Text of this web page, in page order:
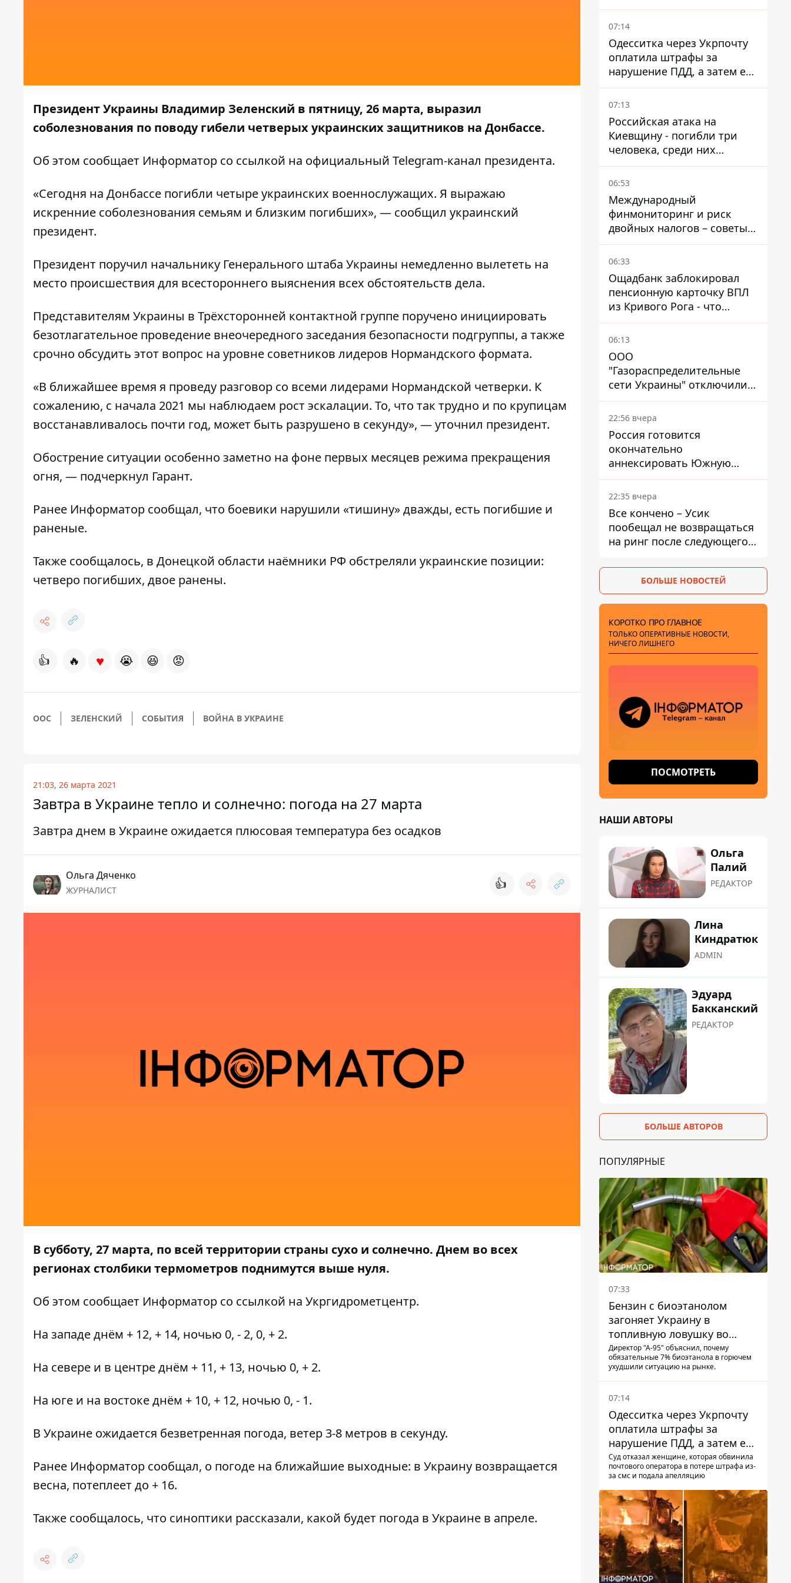
Президент Украины Владимир Зеленский в пятницу, 26 марта, выразил
соболезнования по поводу гибели четверых украинских защитников на Донбассе.
Об этом сообщает Информатор со ссылкой на официальный Telegram-канал президента.
«Сегодня на Донбассе погибли четыре украинских военнослужащих. Я выражаю
искренние соболезнования семьям и близким погибших», — сообщил украинский
президент.
Президент поручил начальнику Генерального штаба Украины немедленно вылететь на
место происшествия для всестороннего выяснения всех обстоятельств дела.
Представителям Украины в Трёхсторонней контактной группе поручено инициировать
безотлагательное проведение внеочередного заседания безопасности подгруппы, а также
срочно обсудить этот вопрос на уровне советников лидеров Нормандского формата.
«В ближайшее время я проведу разговор со всеми лидерами Нормандской четверки. К
сожалению, с начала 2021 мы наблюдаем рост эскалации. То, что так трудно и по крупицам
восстанавливалось почти год, может быть разрушено в секунду», — уточнил президент.
Обострение ситуации особенно заметно на фоне первых месяцев режима прекращения
огня, — подчеркнул Гарант.
Ранее Информатор сообщал, что боевики нарушили «тишину» дважды, есть погибшие и
раненые.
Также сообщалось, в Донецкой области наёмники РФ обстреляли украинские позиции:
четверо погибших, двое ранены.
👍 🔥 ♥ 😭 😆 😡
ООС ЗЕЛЕНСКИЙ СОБЫТИЯ ВОЙНА В УКРАИНЕ
21:03, 26 марта 2021
Завтра в Украине тепло и солнечно: погода на 27 марта
Завтра днем в Украине ожидается плюсовая температура без осадков
Ольга Дяченко
ЖУРНАЛИСТ 👍
В субботу, 27 марта, по всей территории страны сухо и солнечно. Днем во всех
регионах столбики термометров поднимутся выше нуля.
Об этом сообщает Информатор со ссылкой на Укргидрометцентр.
На западе днём + 12, + 14, ночью 0, - 2, 0, + 2.
На севере и в центре днём + 11, + 13, ночью 0, + 2.
На юге и на востоке днём + 10, + 12, ночью 0, - 1.
В Украине ожидается безветренная погода, ветер 3-8 метров в секунду.
Ранее Информатор сообщал, о погоде на ближайшие выходные: в Украину возвращается
весна, потеплеет до + 16.
Также сообщалось, что синоптики рассказали, какой будет погода в Украине в апреле.
07:14
Одесситка через Укрпочту
оплатила штрафы за
нарушение ПДД, а затем ее
счета заблокировали - в
чем причина и что решил
07:13
Российская атака на
Киевщину - погибли три
человека, среди них
ребенок 2022 года
рождения
06:53
Международный
финмониторинг и риск
двойных налогов – советы
украинцам в Польше
06:33
Ощадбанк заблокировал
пенсионную карточку ВПЛ
из Кривого Рога - что
решил суд
06:13
ООО
"Газораспределительные
сети Украины" отключили
львовянке газ - что решил
суд
22:56 вчера
Россия готовится
окончательно
аннексировать Южную
Осетию – страны НАТО
обеспокоены
22:35 вчера
Все кончено – Усик
пообещал не возвращаться
на ринг после следующего
БОЛЬШЕ НОВОСТЕЙ
КОРОТКО ПРО ГЛАВНОЕ
ТОЛЬКО ОПЕРАТИВНЫЕ НОВОСТИ,
НИЧЕГО ЛИШНЕГО
ПОСМОТРЕТЬ
НАШИ АВТОРЫ
Ольга
Палий
РЕДАКТОР
Лина
Киндратюк
ADMIN
Эдуард
Бакканский
РЕДАКТОР
БОЛЬШЕ АВТОРОВ
ПОПУЛЯРНЫЕ
07:33
Бензин с биоэтанолом
загоняет Украину в
топливную ловушку во
время войны - Сергей Куюн
Директор "А-95" объяснил, почему
обязательные 7% биоэтанола в горючем
ухудшили ситуацию на рынке.
07:14
Одесситка через Укрпочту
оплатила штрафы за
нарушение ПДД, а затем ее
счета заблокировали - в
чем причина и что решил
Суд отказал женщине, которая обвинила
почтового оператора в потере штрафа из-
за смс и подала апелляцию